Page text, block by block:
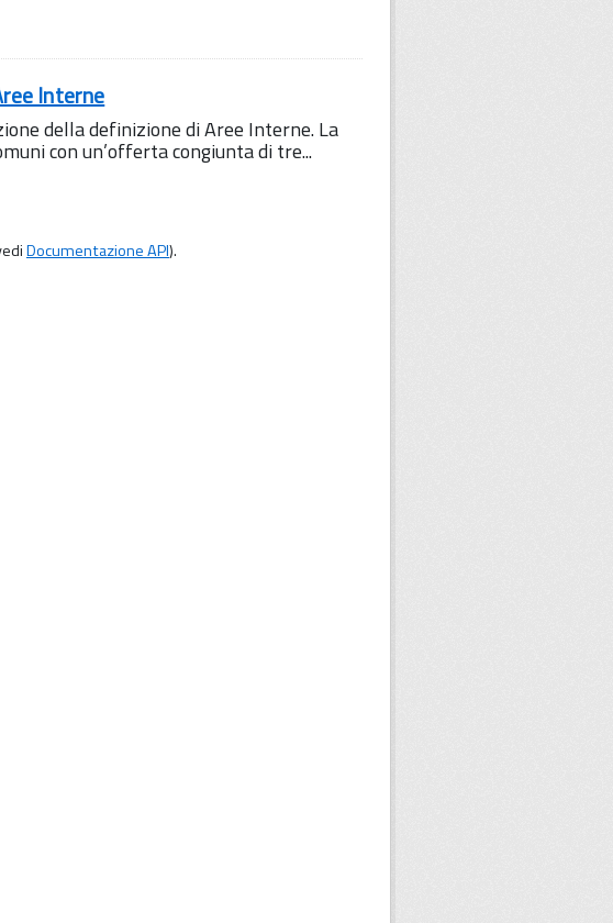
Interne
della definizione di Aree Interne. La
con un’offerta congiunta di tre...
Documentazione API).